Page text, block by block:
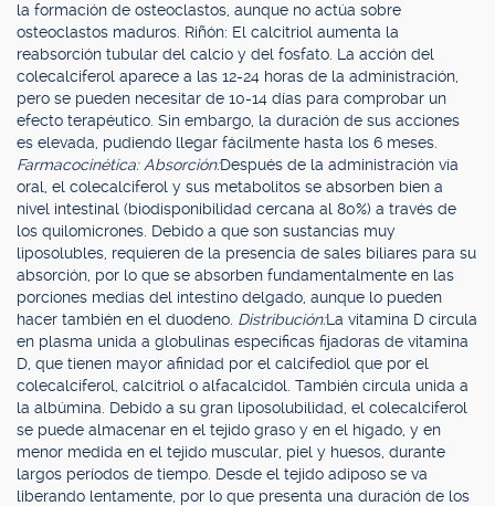
la formación de osteoclastos, aunque no actúa sobre
osteoclastos maduros. Riñón: El calcitriol aumenta la
reabsorción tubular del calcio y del fosfato. La acción del
colecalciferol aparece a las 12-24 horas de la administración,
pero se pueden necesitar de 10-14 días para comprobar un
efecto terapéutico. Sin embargo, la duración de sus acciones
es elevada, pudiendo llegar fácilmente hasta los 6 meses.
Farmacocinética: Absorción:Después de la administración vía
oral, el colecalciferol y sus metabolitos se absorben bien a
nivel intestinal (biodisponibilidad cercana al 80%) a través de
los quilomicrones. Debido a que son sustancias muy
liposolubles, requieren de la presencia de sales biliares para su
absorción, por lo que se absorben fundamentalmente en las
porciones medias del intestino delgado, aunque lo pueden
hacer también en el duodeno. Distribución:La vitamina D circula
en plasma unida a globulinas específicas fijadoras de vitamina
D, que tienen mayor afinidad por el calcifediol que por el
colecalciferol, calcitriol o alfacalcidol. También circula unida a
la albúmina. Debido a su gran liposolubilidad, el colecalciferol
se puede almacenar en el tejido graso y en el hígado, y en
menor medida en el tejido muscular, piel y huesos, durante
largos períodos de tiempo. Desde el tejido adiposo se va
liberando lentamente, por lo que presenta una duración de los